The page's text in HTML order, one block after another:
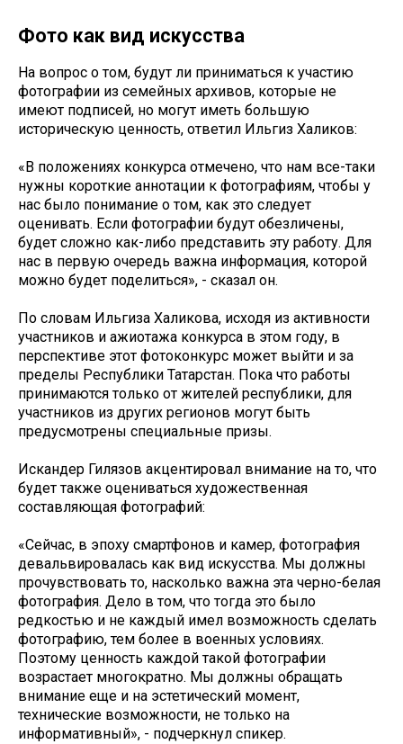
Фото как вид искусства
На вопрос о том, будут ли приниматься к участию
фотографии из семейных архивов, которые не
имеют подписей, но могут иметь большую
историческую ценность, ответил Ильгиз Халиков:
«В положениях конкурса отмечено, что нам все-таки
нужны короткие аннотации к фотографиям, чтобы у
нас было понимание о том, как это следует
оценивать. Если фотографии будут обезличены,
будет сложно как-либо представить эту работу. Для
нас в первую очередь важна информация, которой
можно будет поделиться», - сказал он.
По словам Ильгиза Халикова, исходя из активности
участников и ажиотажа конкурса в этом году, в
перспективе этот фотоконкурс может выйти и за
пределы Республики Татарстан. Пока что работы
принимаются только от жителей республики, для
участников из других регионов могут быть
предусмотрены специальные призы.
Искандер Гилязов акцентировал внимание на то, что
будет также оцениваться художественная
составляющая фотографий:
«Сейчас, в эпоху смартфонов и камер, фотография
девальвировалась как вид искусства. Мы должны
прочувствовать то, насколько важна эта черно-белая
фотография. Дело в том, что тогда это было
редкостью и не каждый имел возможность сделать
фотографию, тем более в военных условиях.
Поэтому ценность каждой такой фотографии
возрастает многократно. Мы должны обращать
внимание еще и на эстетический момент,
технические возможности, не только на
информативный», - подчеркнул спикер.